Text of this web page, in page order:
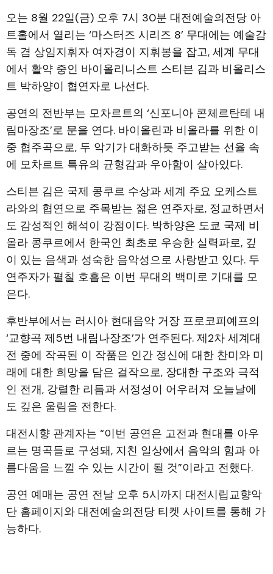
오는 8월 22일(금) 오후 7시 30분 대전예술의전당 아
트홀에서 열리는 ‘마스터즈 시리즈 8’ 무대에는 예술감
독 겸 상임지휘자 여자경이 지휘봉을 잡고, 세계 무대
에서 활약 중인 바이올리니스트 스티븐 김과 비올리스
트 박하양이 협연자로 나선다.
공연의 전반부는 모차르트의 ‘신포니아 콘체르탄테 내
림마장조’로 문을 연다. 바이올린과 비올라를 위한 이
중 협주곡으로, 두 악기가 대화하듯 주고받는 선율 속
에 모차르트 특유의 균형감과 우아함이 살아있다.
스티븐 김은 국제 콩쿠르 수상과 세계 주요 오케스트
라와의 협연으로 주목받는 젊은 연주자로, 정교하면서
도 감성적인 해석이 강점이다. 박하양은 도쿄 국제 비
올라 콩쿠르에서 한국인 최초로 우승한 실력파로, 깊
이 있는 음색과 성숙한 음악성으로 사랑받고 있다. 두
연주자가 펼칠 호흡은 이번 무대의 백미로 기대를 모
은다.
후반부에서는 러시아 현대음악 거장 프로코피예프의
‘교향곡 제5번 내림나장조’가 연주된다. 제2차 세계대
전 중에 작곡된 이 작품은 인간 정신에 대한 찬미와 미
래에 대한 희망을 담은 걸작으로, 장대한 구조와 극적
인 전개, 강렬한 리듬과 서정성이 어우러져 오늘날에
도 깊은 울림을 전한다.
대전시향 관계자는 “이번 공연은 고전과 현대를 아우
르는 명곡들로 구성돼, 지친 일상에서 음악의 힘과 아
름다움을 느낄 수 있는 시간이 될 것”이라고 전했다.
공연 예매는 공연 전날 오후 5시까지 대전시립교향악
단 홈페이지와 대전예술의전당 티켓 사이트를 통해 가
능하다.